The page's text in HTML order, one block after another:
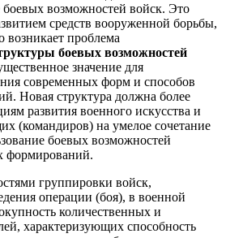
возможностей войск. Это
средств вооруженной борьбы,
возникает проблема
боевых возможностей
значение для
современных форм и способов
Новая структура должна более
развития военного искусства и
(командиров) на умелое сочетание
боевых возможностей
формирований.
группировки войск,
операции (боя), в военной
количественных и
характеризующих способность